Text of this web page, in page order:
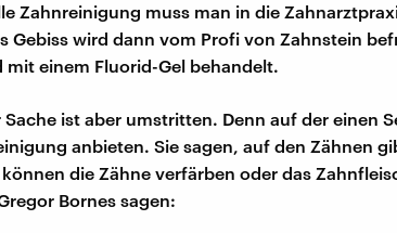
Zahnreinigung muss man in die
Gebiss wird dann vom Profi von Zahnstein
mit einem Fluorid-Gel behandelt.
ist aber umstritten. Denn auf der einen
anbieten. Sie sagen, auf den Zähnen
die Zähne verfärben oder das
Bornes sagen: